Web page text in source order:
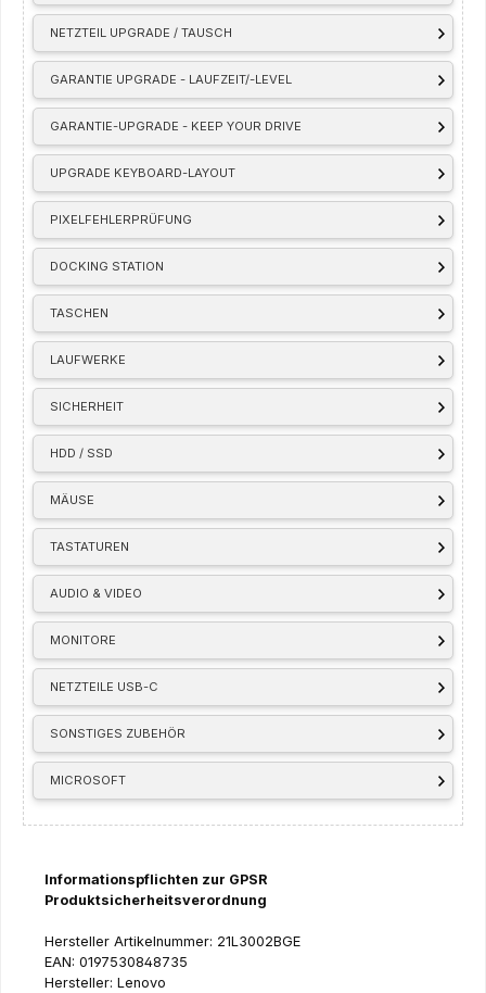
NETZTEIL UPGRADE / TAUSCH
GARANTIE UPGRADE - LAUFZEIT/-LEVEL
GARANTIE-UPGRADE - KEEP YOUR DRIVE
UPGRADE KEYBOARD-LAYOUT
PIXELFEHLERPRÜFUNG
DOCKING STATION
TASCHEN
LAUFWERKE
SICHERHEIT
HDD / SSD
MÄUSE
TASTATUREN
AUDIO & VIDEO
MONITORE
NETZTEILE USB-C
SONSTIGES ZUBEHÖR
MICROSOFT
Informationspflichten zur GPSR
Produktsicherheitsverordnung
Hersteller Artikelnummer: 21L3002BGE
EAN: 0197530848735
Hersteller: Lenovo